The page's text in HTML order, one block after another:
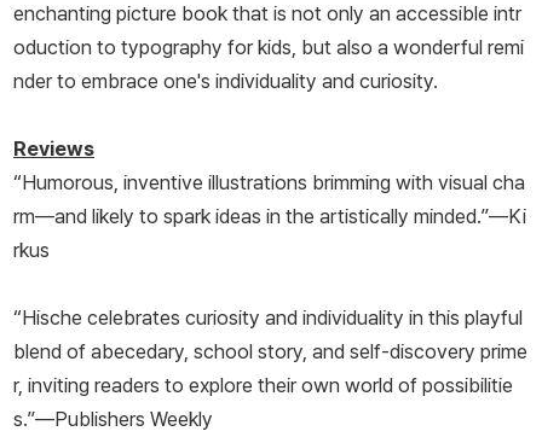
enchanting picture book that is not only an accessible intr
oduction to typography for kids, but also a wonderful remi
nder to embrace one's individuality and curiosity.
Reviews
“Humorous, inventive illustrations brimming with visual cha
rm—and likely to spark ideas in the artistically minded.”—Ki
rkus
“Hische celebrates curiosity and individuality in this playful
blend of abecedary, school story, and self-discovery prime
r, inviting readers to explore their own world of possibilitie
s.”—Publishers Weekly